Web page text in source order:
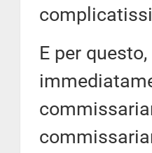
E per